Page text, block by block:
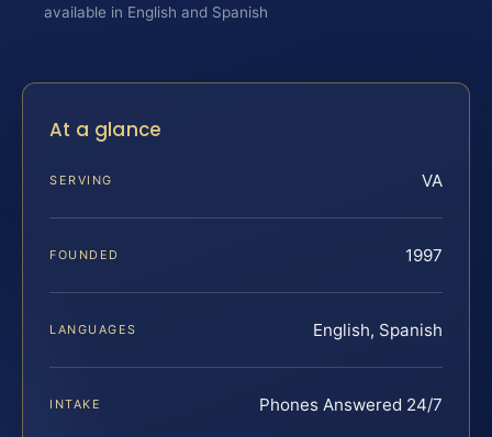
available in English and Spanish
At a glance
SERVING VA
FOUNDED 1997
LANGUAGES English, Spanish
INTAKE Phones Answered 24/7